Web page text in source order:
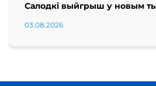
Салодкі выйгрыш у новым
03.08.2026